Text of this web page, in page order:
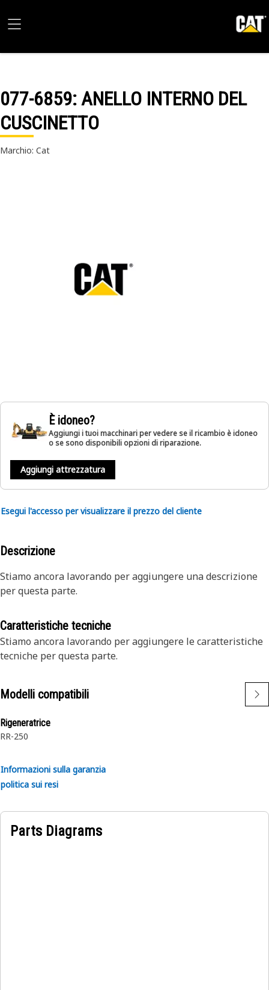
077-6859: ANELLO INTERNO DEL
CUSCINETTO
Marchio: Cat
È idoneo?
Aggiungi i tuoi macchinari per vedere se il ricambio è idoneo
o se sono disponibili opzioni di riparazione.
Aggiungi attrezzatura
Esegui l'accesso per visualizzare il prezzo del cliente
Descrizione
Stiamo ancora lavorando per aggiungere una descrizione
per questa parte.
Caratteristiche tecniche
Stiamo ancora lavorando per aggiungere le caratteristiche
tecniche per questa parte.
Modelli compatibili
Rigeneratrice
RR-250
Informazioni sulla garanzia
politica sui resi
Parts Diagrams